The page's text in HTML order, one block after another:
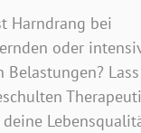
Harndrang bei
oder
Belastungen?